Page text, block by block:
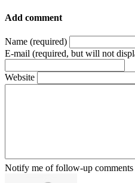
Add comment
Name (required)
E-mail (required, but will not
Website
Notify me of follow-up comments